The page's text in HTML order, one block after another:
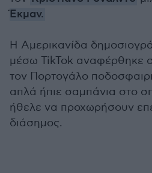
Έκμαν.
Η Αμερικανίδα
μέσω TikTok αναφέρθηκε
τον Πορτογάλο
απλά ήπιε σαμπάνια στο
ήθελε να προχωρήσουν
διάσημος.